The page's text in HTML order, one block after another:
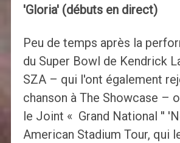
'Gloria' (débuts en direct)
Peu de temps après la
du Super Bowl de Kendrick
SZA – qui l'ont également
chanson à The Showcase –
le Joint « Grand National ''
American Stadium Tour, qui